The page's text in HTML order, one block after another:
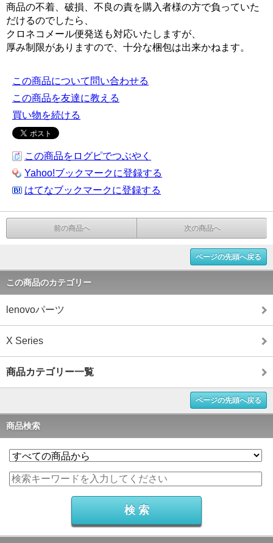
商品の不着、破損、不良の責を購入者様の方で負っていた
だけるのでしたら、
クロネコメール便発送も対応いたしますが、
厚み制限がありますので、十分な梱包は出来かねます。
この商品について問い合わせる
この商品を友達に教える
買い物を続ける
この商品をログピでつぶやく
Yahoo!ブックマークに登録する
はてなブックマークに登録する
前の商品へ 次の商品へ
ページの先頭へ戻る
この商品のカテゴリー
lenovoパーツ
X Series
商品カテゴリー一覧
ページの先頭へ戻る
商品検索